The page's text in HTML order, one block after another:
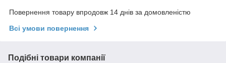
Повернення товару впродовж 14 днів за домовленістю
Всі умови повернення
Подібні товари компанії